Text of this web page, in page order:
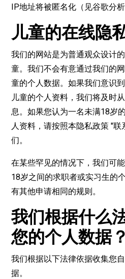
IP地址将被匿名化（见谷歌分析
儿童的在线隐
我们的网站是为普通观众设计
童。我们不会有意通过我们的
童的个人数据。如果我们意识
儿童的个人资料，我们将及时
息。如果您认为一名未满18岁
人资料，请按照本隐私政策 "
们。
在某些罕见的情况下，我们可
18岁之间的求职者或实习生的
有其他申请相同的规则。
我们根据什么
您的个人数据？
我们根据以下法律依据收集您
据。